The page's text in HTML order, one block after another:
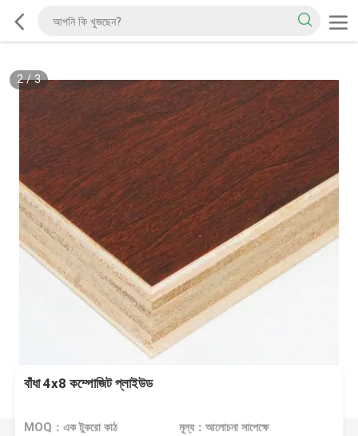
2/3
বাঁধা 4x8 কম্পোজিট প্লাইউড
MOQ：এক টুকরো কাঠ মূল্য：আলোচনা সাপেক্ষে